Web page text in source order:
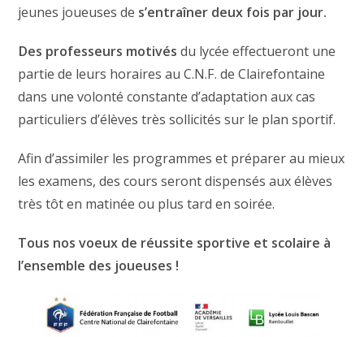
jeunes joueuses de s’entraîner deux fois par jour.
Des professeurs motivés du lycée effectueront une
partie de leurs horaires au C.N.F. de Clairefontaine
dans une volonté constante d’adaptation aux cas
particuliers d’élèves très sollicités sur le plan sportif.
Afin d’assimiler les programmes et préparer au mieux
les examens, des cours seront dispensés aux élèves
très tôt en matinée ou plus tard en soirée.
Tous nos voeux de réussite sportive et scolaire à
l’ensemble des joueuses !